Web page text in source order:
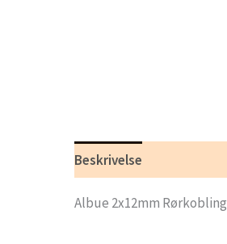
Beskrivelse
Albue 2x12mm Rørkobling